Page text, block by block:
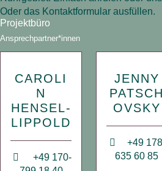
Oder das Kontaktformular ausfüllen.
Projektbüro
Ansprechpartner*innen
CAROLI
N
HENSEL-
LIPPOLD
+49 170-
JENNY
PATSCH
OVSKY
+49
635 60 85